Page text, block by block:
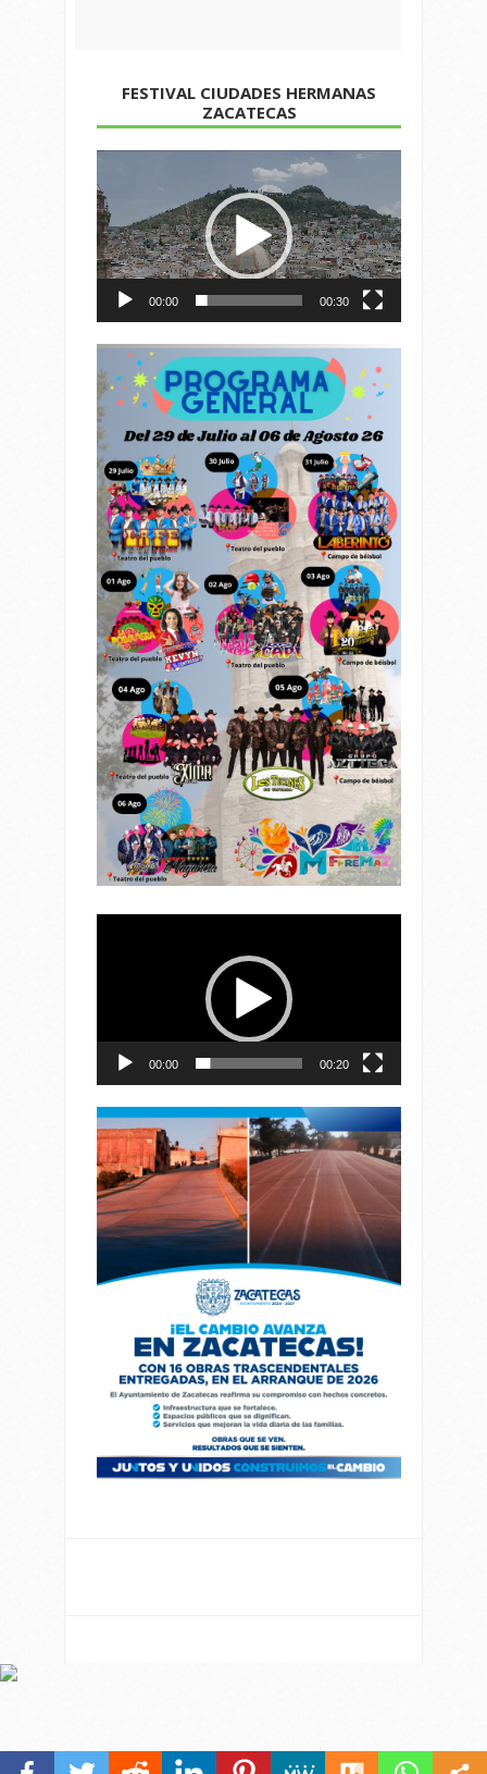
FESTIVAL CIUDADES HERMANAS
ZACATECAS
de
vídeo
00:00 00:30
00:00 00:20